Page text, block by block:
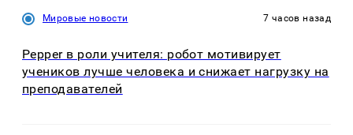
Мировые новости 7 часов назад
Pepper в роли учителя: робот мотивирует
учеников лучше человека и снижает нагрузку на
преподавателей